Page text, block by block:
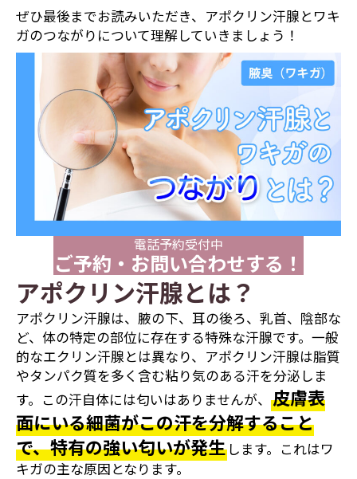
ぜひ最後までお読みいただき、アポクリン汗腺とワキ
ガのつながりについて理解していきましょう！
電話予約受付中
ご予約・お問い合わせする！
アポクリン汗腺とは？
アポクリン汗腺は、腋の下、耳の後ろ、乳首、陰部な
ど、体の特定の部位に存在する特殊な汗腺です。一般
的なエクリン汗腺とは異なり、アポクリン汗腺は脂質
やタンパク質を多く含む粘り気のある汗を分泌しま
す。この汗自体には匂いはありませんが、 皮膚表
面にいる細菌がこの汗を分解すること
で、特有の強い匂いが発生 します。これはワ
キガの主な原因となります。